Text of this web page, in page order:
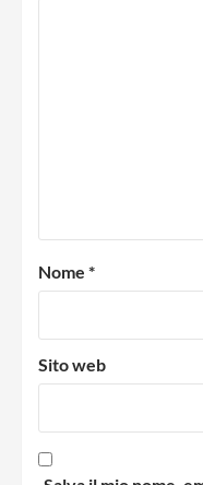
Nome *
Sito web